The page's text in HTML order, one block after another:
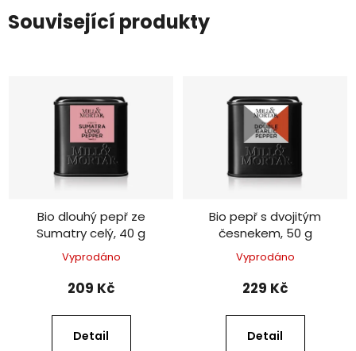
Související produkty
Bio dlouhý pepř ze
Sumatry celý, 40 g
Vyprodáno
209 Kč
Detail
Bio pepř s dvojitým
česnekem, 50 g
Vyprodáno
229 Kč
Detail